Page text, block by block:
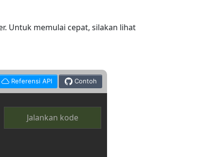
Untuk memulai cepat, silakan lihat
Referensi API Contoh
Jalankan kode